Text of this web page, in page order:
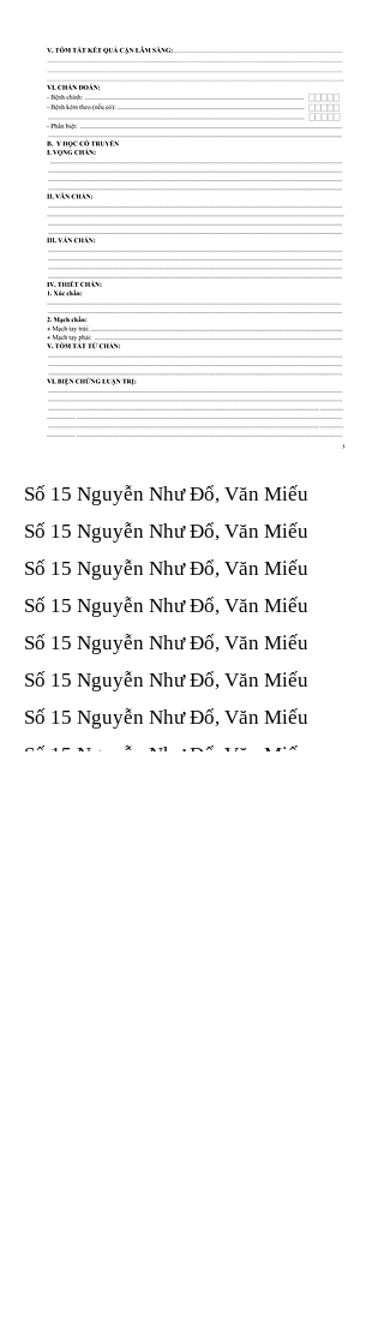
Số 15 Nguyễn Như Đổ, Văn Miếu​​​​
Số 15 Nguyễn Như Đổ, Văn Miếu​​​​
Số 15 Nguyễn Như Đổ, Văn Miếu​​​​
Số 15 Nguyễn Như Đổ, Văn Miếu​​​​
Số 15 Nguyễn Như Đổ, Văn Miếu​​​​
Số 15 Nguyễn Như Đổ, Văn Miếu​​​​
Số 15 Nguyễn Như Đổ, Văn Miếu​​​​
Số 15 Nguyễn Như Đổ, Văn Miếu​​​​